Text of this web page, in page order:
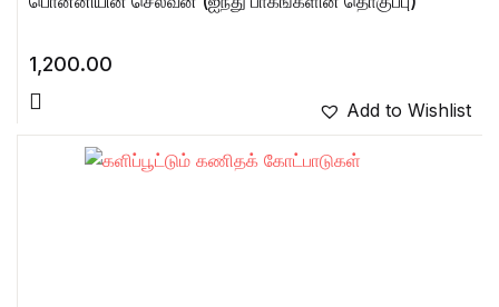
1,200.00
Add to Wishlist